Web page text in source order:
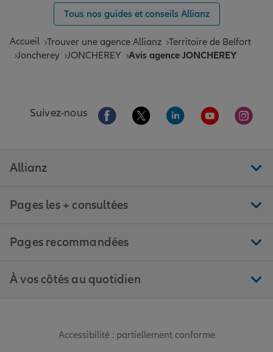
Tous nos guides et conseils Allianz
Accueil Trouver une agence Allianz Territoire de Belfort
Joncherey JONCHEREY Avis agence JONCHEREY
Suivez-nous Aller sur la page Facebook de Allianz
Aller sur la page Twitter de
Aller sur la page
Aller sur la
Aller
Allianz
Pages les + consultées
Pages recommandées
À vos côtés au quotidien
Accessibilité : partiellement conforme